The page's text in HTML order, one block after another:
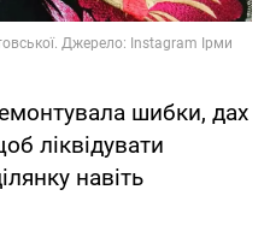
шибки, дах
ліквідувати
навіть